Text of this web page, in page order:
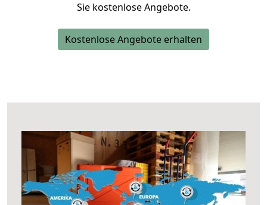
Sie kostenlose Angebote.
Kostenlose Angebote erhalten